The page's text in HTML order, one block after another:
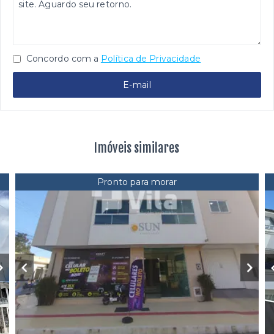
Concordo com a Política de Privacidade
E-mail
Imóveis similares
Pronto para morar